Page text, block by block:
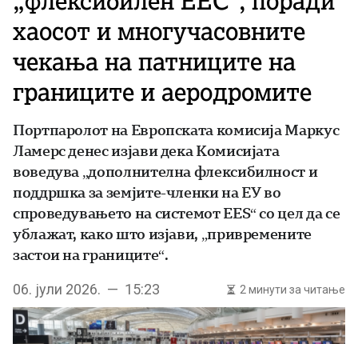
хаосот и многучасовните
чекања на патниците на
границите и аеродромите
Портпаролот на Европската комисија Маркус
Ламерс денес изјави дека Комисијата
воведува „дополнителна флексибилност и
поддршка за земјите-членки на ЕУ во
спроведувањето на системот EES“ со цел да се
ублажат, како што изјави, „привремените
застои на границите“.
06. јули 2026. — 15:23 2 минути за читање